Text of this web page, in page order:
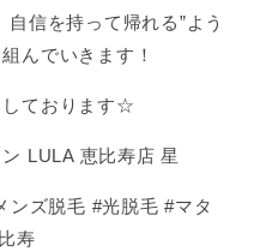
信を持って帰れる”よう
んでいきます！
しております☆
LULA 恵比寿店 星
ンズ脱毛 #光脱毛 #マタ
寿